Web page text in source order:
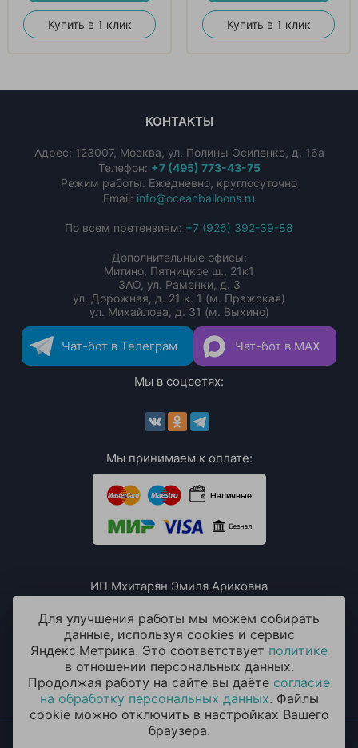
Купить в 1 клик Купить в 1 клик
КОНТАКТЫ
Адрес: 123007, Москва, ул. Полины Осипенко, д. 16а
Телефон: +7 (495) 773-43-75
Режим работы: Ежедневно, круглосуточно
Email: info@oceanballoons.ru
По всем претензиям: +7 (926) 392-39-88
Дополнительные офисы:
Митино, Пятницкое ш., 21к1
ЗАО, ул. Раменки, д. 3
ул. Дорожная, д. 21 к. 1 (м. Пражская)
ул. Михайлова, д. 31 (м. Выхино)
Чат-бот в Телеграм Чат-бот в MAX
Мы в соцсетях:
Мы принимаем к оплате:
ИП Мхитарян Эмиля Ариковна
ИНН: 771385063807
ОГРН / ОГРНИП: 319508100076230
2014 - 2026 © «ОКЕАН ШАРОВ» Воздушные шары с
Для улучшения работы мы можем собирать
данные, используя cookies и сервис
Яндекс.Метрика. Это соответствует политике
в отношении персональных данных.
Продолжая работу на сайте вы даёте согласие
на обработку персональных данных. Файлы
cookie можно отключить в настройках Вашего
браузера.